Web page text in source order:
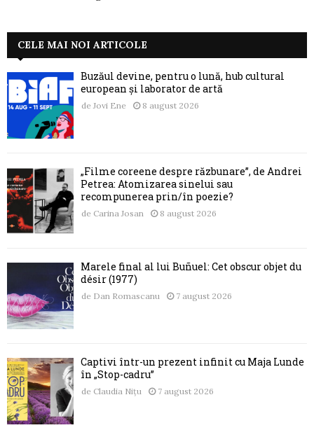
CELE MAI NOI ARTICOLE
Buzăul devine, pentru o lună, hub cultural
european și laborator de artă
de Jovi Ene 8 august 2026
„Filme coreene despre răzbunare”, de Andrei
Petrea: Atomizarea sinelui sau
recompunerea prin/în poezie?
de Carina Josan 8 august 2026
Marele final al lui Buñuel: Cet obscur objet du
désir (1977)
de Dan Romascanu 7 august 2026
Captivi într-un prezent infinit cu Maja Lunde
în „Stop-cadru”
de Claudia Nițu 7 august 2026